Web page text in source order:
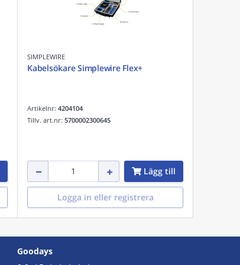
SIMPLEWIRE
Kabelsökare Simplewire Flex+
Artikelnr: 4204104
Tillv. art.nr: 5700002300645
Lägg till
Logga in eller registrera
Goodays